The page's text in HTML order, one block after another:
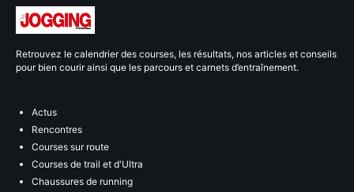
Retrouvez le calendrier des courses, les résultats, nos articles et conseils
pour bien courir ainsi que les parcours et carnets d’entraînement.
Actus
Rencontres
Courses sur route
Courses de trail et d'Ultra
Chaussures de running